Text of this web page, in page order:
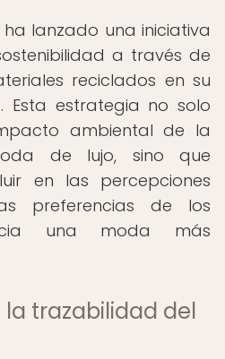
lanzado una iniciativa
a través de
reciclados en su
Esta estrategia no solo
ambiental de la
de lujo, sino que
en las percepciones
preferencias de los
una moda más
trazabilidad del